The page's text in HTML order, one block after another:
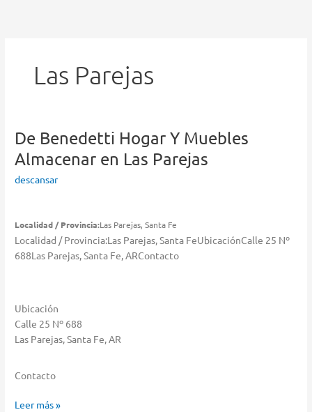
Las Parejas
De Benedetti Hogar Y Muebles
Almacenar en Las Parejas
descansar
Localidad / Provincia:Las Parejas, Santa Fe
Localidad / Provincia:Las Parejas, Santa FeUbicaciónCalle 25 Nº
688Las Parejas, Santa Fe, ARContacto
Ubicación
Calle 25 Nº 688
Las Parejas, Santa Fe, AR
Contacto
De
Leer más »